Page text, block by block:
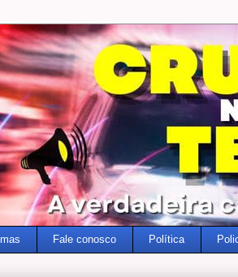
Fale conosco Política